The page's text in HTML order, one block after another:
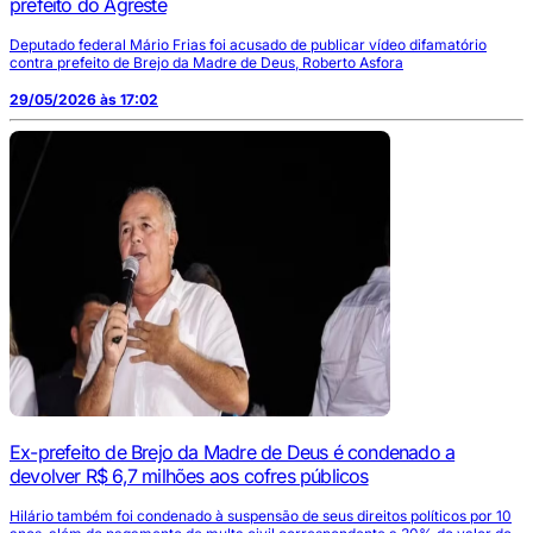
prefeito do Agreste
Deputado federal Mário Frias foi acusado de publicar vídeo difamatório
contra prefeito de Brejo da Madre de Deus, Roberto Asfora
29/05/2026 às 17:02
Ex-prefeito de Brejo da Madre de Deus é condenado a
devolver R$ 6,7 milhões aos cofres públicos
Hilário também foi condenado à suspensão de seus direitos políticos por 10